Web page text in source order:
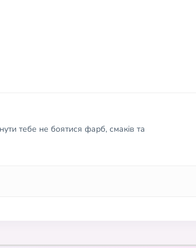
тебе не боятися фарб, смаків та